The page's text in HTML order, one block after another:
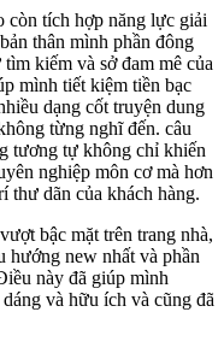
còn tích hợp năng lực giải
thân mình phần đông
kiếm và sở đam mê của
mình tiết kiệm tiền bạc
dạng cốt truyện dung
từng nghĩ đến. câu
tương tự không chỉ khiến
nghiệp môn cơ mà hơn
thư dãn của khách hàng.
bậc mặt trên trang nhà,
hướng new nhất và phần
này đã giúp mình
và hữu ích và cũng đã